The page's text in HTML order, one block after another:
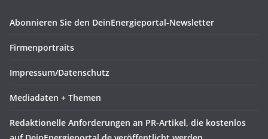
Abonnieren Sie den DeinEnergieportal-Newsletter
Firmenportraits
Impressum/Datenschutz
Mediadaten + Themen
Redaktionelle Anforderungen an PR-Artikel, die kostenlos